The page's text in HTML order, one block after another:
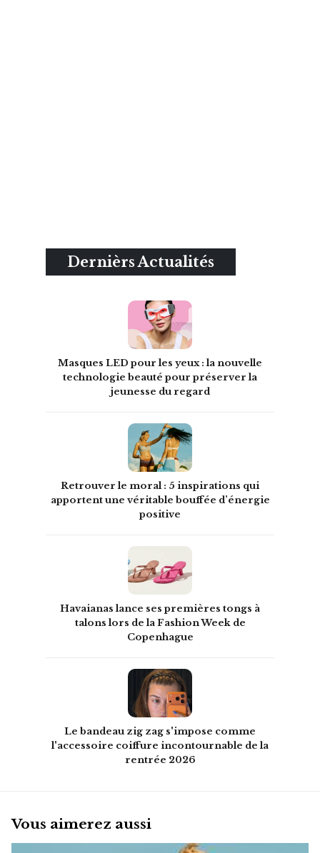
Dernièrs Actualités
Masques LED pour les yeux : la nouvelle
technologie beauté pour préserver la
jeunesse du regard
Retrouver le moral : 5 inspirations qui
apportent une véritable bouffée d’énergie
positive
Havaianas lance ses premières tongs à
talons lors de la Fashion Week de
Copenhague
Le bandeau zig zag s'impose comme
l'accessoire coiffure incontournable de la
rentrée 2026
Vous aimerez aussi